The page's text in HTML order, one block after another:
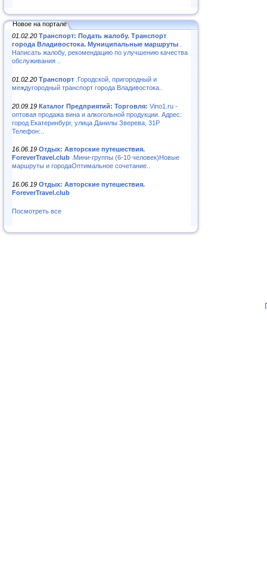
Новое на портале
01.02.20 Транспорт: Подать жалобу. Транспорт
города Владивостока. Муниципальные маршруты
Написать жалобу, рекомендацию по улучшению качества
обслуживания ..
01.02.20 Транспорт .Городской, пригородный и
междугородный транспорт города Владивостока..
20.09.19 Каталог Предприятий: Торговля: Vino1.ru -
оптовая продажа вина и алкогольной продукции. Адрес:
город Екатеринбург, улица Данилы Зверева, 31Р
Телефон:..
16.06.19 Отдых: Авторские путешествия.
ForeverTravel.club .Мини-группы (6-10 человек)Новые
маршруты и городаОптимальное сочетание..
16.06.19 Отдых: Авторские путешествия.
ForeverTravel.club
Посмотреть все